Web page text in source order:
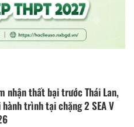
nhận thất bại trước Thái Lan,
trình tại chặng 2 SEA V